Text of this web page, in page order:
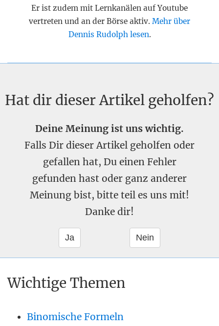
Er ist zudem mit Lernkanälen auf Youtube
vertreten und an der Börse aktiv. Mehr über
Dennis Rudolph lesen.
Hat dir dieser Artikel geholfen?
Deine Meinung ist uns wichtig.
Falls Dir dieser Artikel geholfen oder
gefallen hat, Du einen Fehler
gefunden hast oder ganz anderer
Meinung bist, bitte teil es uns mit!
Danke dir!
Wichtige Themen
Binomische Formeln